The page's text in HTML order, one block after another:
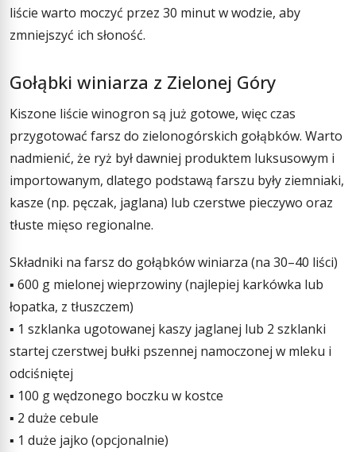
liście warto moczyć przez 30 minut w wodzie, aby
zmniejszyć ich słoność.
Gołąbki winiarza z Zielonej Góry
Kiszone liście winogron są już gotowe, więc czas
przygotować farsz do zielonogórskich gołąbków. Warto
nadmienić, że ryż był dawniej produktem luksusowym i
importowanym, dlatego podstawą farszu były ziemniaki,
kasze (np. pęczak, jaglana) lub czerstwe pieczywo oraz
tłuste mięso regionalne.
Składniki na farsz do gołąbków winiarza (na 30–40 liści)
▪ 600 g mielonej wieprzowiny (najlepiej karkówka lub
łopatka, z tłuszczem)
▪ 1 szklanka ugotowanej kaszy jaglanej lub 2 szklanki
startej czerstwej bułki pszennej namoczonej w mleku i
odciśniętej
▪ 100 g wędzonego boczku w kostce
▪ 2 duże cebule
▪ 1 duże jajko (opcjonalnie)